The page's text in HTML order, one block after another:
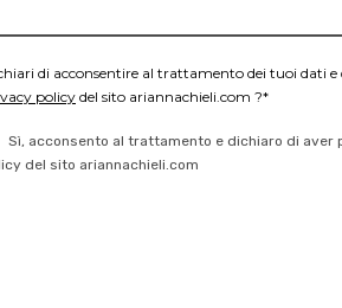
di acconsentire al trattamento dei tuoi dati e
policydel sito ariannachieli.com ?*
Sì, acconsento al trattamento e dichiaro di aver
del sito ariannachieli.com